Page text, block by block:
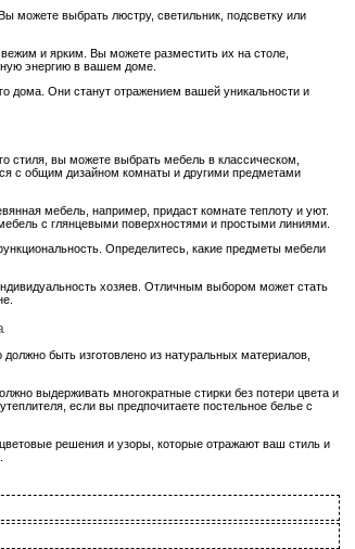
можете выбрать люстру, светильник, подсветку или
и ярким. Вы можете разместить их на столе,
энергию в вашем доме.
дома. Они станут отражением вашей уникальности и
стиля, вы можете выбрать мебель в классическом,
с общим дизайном комнаты и другими предметами
мебель, например, придаст комнате теплоту и уют.
с глянцевыми поверхностями и простыми линиями.
Определитесь, какие предметы мебели
хозяев. Отличным выбором может стать
быть изготовлено из натуральных материалов,
выдерживать многократные стирки без потери цвета и
если вы предпочитаете постельное белье с
решения и узоры, которые отражают ваш стиль и